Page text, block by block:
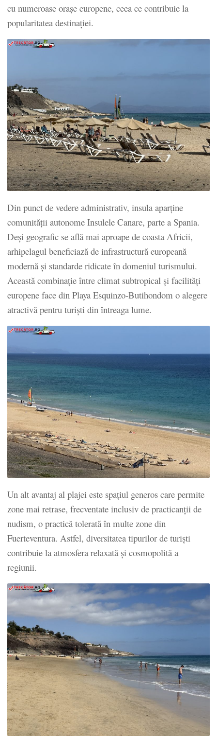
cu numeroase orașe europene, ceea ce contribuie la
popularitatea destinației.
Din punct de vedere administrativ, insula aparține
comunității autonome Insulele Canare, parte a Spania.
Deși geografic se află mai aproape de coasta Africii,
arhipelagul beneficiază de infrastructură europeană
modernă și standarde ridicate în domeniul turismului.
Această combinație între climat subtropical și facilități
europene face din Playa Esquinzo-Butihondom o alegere
atractivă pentru turiști din întreaga lume.
Un alt avantaj al plajei este spațiul generos care permite
zone mai retrase, frecventate inclusiv de practicanții de
nudism, o practică tolerată în multe zone din
Fuerteventura. Astfel, diversitatea tipurilor de turiști
contribuie la atmosfera relaxată și cosmopolită a
regiunii.